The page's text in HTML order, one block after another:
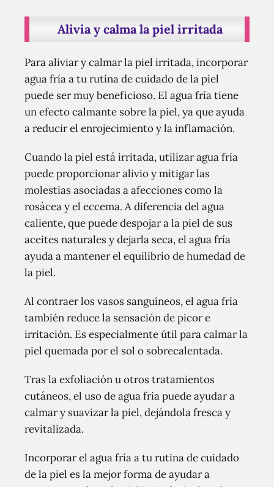
Alivia y calma la piel irritada
Para aliviar y calmar la piel irritada, incorporar
agua fría a tu rutina de cuidado de la piel
puede ser muy beneficioso. El agua fría tiene
un efecto calmante sobre la piel, ya que ayuda
a reducir el enrojecimiento y la inflamación.
Cuando la piel está irritada, utilizar agua fría
puede proporcionar alivio y mitigar las
molestias asociadas a afecciones como la
rosácea y el eccema. A diferencia del agua
caliente, que puede despojar a la piel de sus
aceites naturales y dejarla seca, el agua fría
ayuda a mantener el equilibrio de humedad de
la piel.
Al contraer los vasos sanguíneos, el agua fría
también reduce la sensación de picor e
irritación. Es especialmente útil para calmar la
piel quemada por el sol o sobrecalentada.
Tras la exfoliación u otros tratamientos
cutáneos, el uso de agua fría puede ayudar a
calmar y suavizar la piel, dejándola fresca y
revitalizada.
Incorporar el agua fría a tu rutina de cuidado
de la piel es la mejor forma de ayudar a